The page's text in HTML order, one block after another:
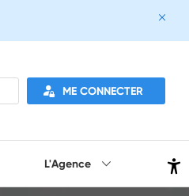
ME CONNECTER
L'Agence